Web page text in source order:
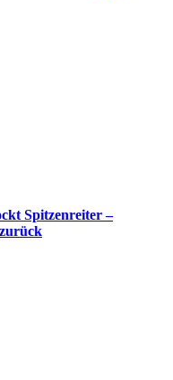
Spitzenreiter –